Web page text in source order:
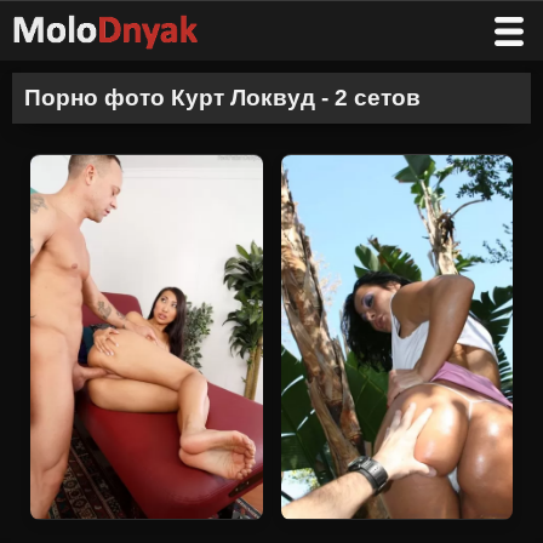
Порно фото Курт Локвуд - 2 сетов